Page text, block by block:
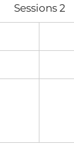
Sessions 2